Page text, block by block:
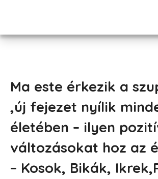
Ma este érkezik a
,új fejezet nyílik
életében – ilyen
változásokat hoz az
– Kosok, Bikák,